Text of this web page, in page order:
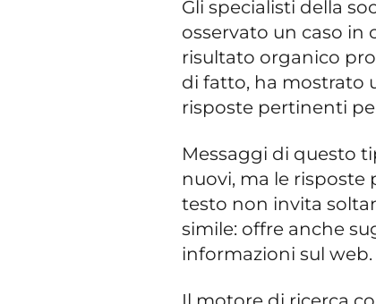
Gli specialisti della
osservato un caso in
risultato organico
di fatto, ha mostrato
risposte pertinenti
Messaggi di questo
nuovi, ma le
testo non invita
simile: offre anche
informazioni sul web.